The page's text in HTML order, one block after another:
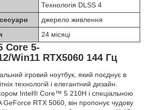
Технологія DLSS 4
джерело живлення
24 місяці
Core 5-
Win11 RTX5060 144 Гц
ігровий ноутбук, який поєднує в
технологій і елегантний дизайн.
Intel® Core™ 5 210H і спеціальною
GeForce RTX 5060, він пропонує чудову